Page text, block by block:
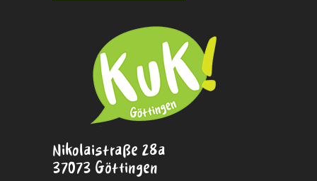
Nikolaistraße 28a
37073 Göttingen